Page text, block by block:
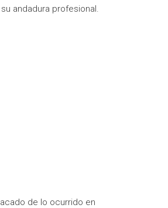
andadura profesional.
de lo ocurrido en